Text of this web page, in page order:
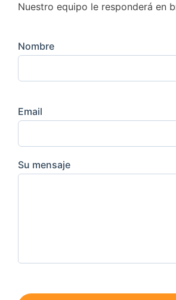
Nuestro equipo le responderá en
Nombre
Email
Su mensaje